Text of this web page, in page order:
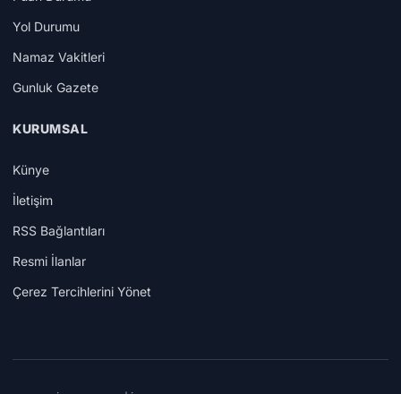
Yol Durumu
Namaz Vakitleri
Gunluk Gazete
KURUMSAL
Künye
İletişim
RSS Bağlantıları
Resmi İlanlar
Çerez Tercihlerini Yönet